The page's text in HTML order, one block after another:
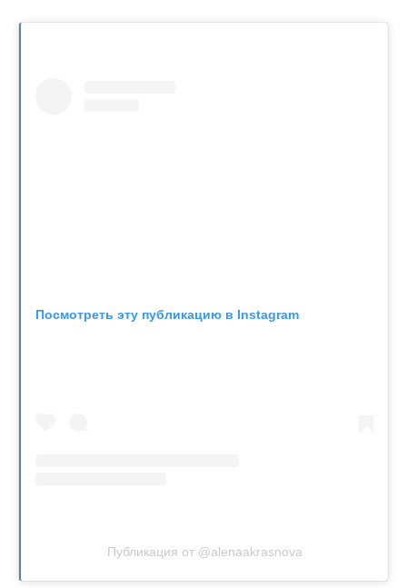
Посмотреть эту публикацию в Instagram
Публикация от @alenaakrasnova